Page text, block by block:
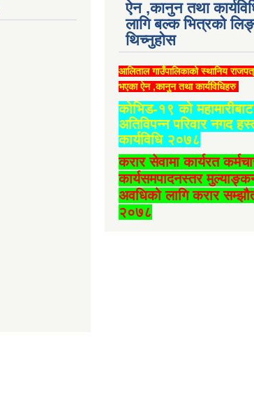
ऐन ,कानुन तथा
लागि बल्क भित्रको
थिच्‍नुहोस
आलिताल गाउँपालिकाको स्थानिय
भएका ऐन ,कानुन तथा कार्यविधिहरु
कोभिड-१९ को
अतिविपन्न परिवार नगद
कार्यविधि २०७८
करार सेवामा कार्यरत
कार्यसमपादनस्तर
अवधिको लागि करार
२०७८